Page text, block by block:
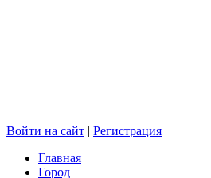
Войти на сайт | Регистрация
Главная
Город